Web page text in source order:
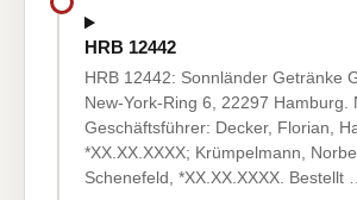
HRB 12442
HRB 12442: Sonnländer Getränke
New-York-Ring 6, 22297 Hamburg.
Geschäftsführer: Decker, Florian,
*XX.XX.XXXX; Krümpelmann,
Schenefeld, *XX.XX.XXXX. Bestellt